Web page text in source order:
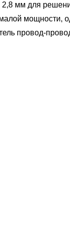
мм для
48 В
мощности,
мм-2,8 мм
провод-